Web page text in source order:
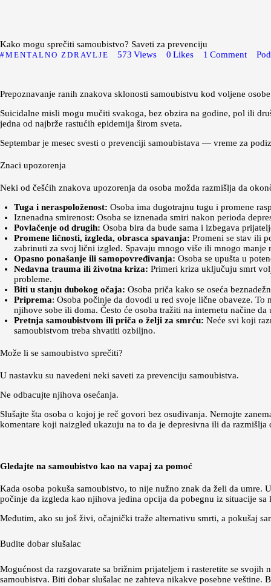
Kako mogu sprečiti samoubistvo? Saveti za prevenciju
MENTALNO ZDRAVLJE 573 Views 0 Likes 1 Comment
Prepoznavanje ranih znakova sklonosti samoubistvu kod voljene
Suicidalne misli mogu mučiti svakoga, bez obzira na godine, pol ili
jedna od najbrže rastućih epidemija širom sveta.
Septembar je mesec svesti o prevenciji samoubistava — vreme za
Znaci upozorenja
Neki od češćih znakova upozorenja da osoba možda razmišlja da
Tuga i neraspoloženost: Osoba ima dugotrajnu tugu i promene
Iznenadna smirenost: Osoba se iznenada smiri nakon perioda
Povlačenje od drugih: Osoba bira da bude sama i izbegava
Promene ličnosti, izgleda, obrasca spavanja: Promeni se stav ili
zabrinuti za svoj lični izgled. Spavaju mnogo više ili mnogo manje
Opasno ponašanje ili samopovređivanja: Osoba se upušta u
Nedavna trauma ili životna kriza: Primeri kriza uključuju smrt
probleme.
Biti u stanju dubokog očaja: Osoba priča kako se oseća
Priprema: Osoba počinje da dovodi u red svoje lične obaveze.
njihove sobe ili doma. Često će osoba tražiti na internetu načine
Pretnja samoubistvom ili priča o želji za smrću: Neće svi koji
samoubistvom treba shvatiti ozbiljno.
Može li se samoubistvo sprečiti?
U nastavku su navedeni neki saveti za prevenciju samoubistva.
Ne odbacujte njihova osećanja.
Slušajte šta osoba o kojoj je reč govori bez osuđivanja. Nemojte
komentare koji naizgled ukazuju na to da je depresivna ili da
Gledajte na samoubistvo kao na vapaj za pomoć
Kada osoba pokuša samoubistvo, to nije nužno znak da želi da umre.
počinje da izgleda kao njihova jedina opcija da pobegnu iz situacije sa
Međutim, ako su još živi, očajnički traže alternativu smrti, a pokušaj
Budite dobar slušalac
Mogućnost da razgovarate sa brižnim prijateljem i rasteretite se
samoubistva. Biti dobar slušalac ne zahteva nikakve posebne